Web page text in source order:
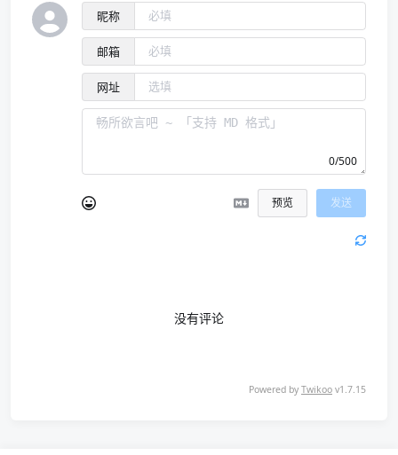
昵称
邮箱
网址
0/500
预览 发送
没有评论
Powered by Twikoo v1.7.15